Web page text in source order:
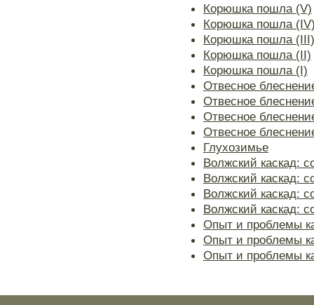
Корюшка пошла (V)
Корюшка пошла
Корюшка пошла (III)
Корюшка пошла (II)
Корюшка пошла (I)
Отвесное
Отвесное
Отвесное
Отвесное
Глухозимье
Волжский каскад:
Волжский каскад:
Волжский каскад:
Волжский каскад:
Опыт и проблемы
Опыт и проблемы
Опыт и проблемы